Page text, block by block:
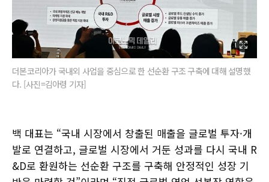
더본코리아가 국내외 사업을 중심으로 한 선순환 구조 구축에 대해 설명했
다. [사진=김아령 기자]
백 대표는 “국내 시장에서 창출된 매출을 글로벌 투자·개
발로 연결하고, 글로벌 시장에서 거둔 성과를 다시 국내 R
&D로 환원하는 선순환 구조를 구축해 안정적인 성장 기